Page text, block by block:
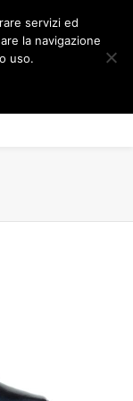
servizi ed
la navigazione
uso.